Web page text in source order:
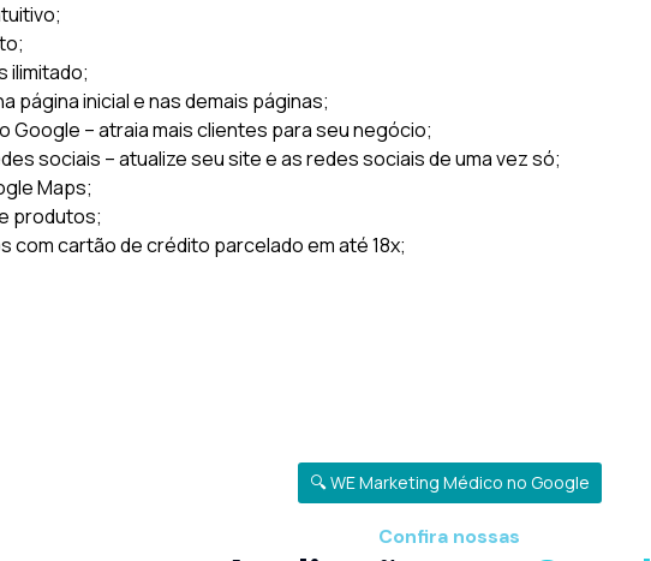
ilimitado;
página inicial e nas demais páginas;
Google – atraia mais clientes para seu negócio;
sociais – atualize seu site e as redes sociais de uma vez só;
Maps;
produtos;
com cartão de crédito parcelado em até 18x;
🔍 WE Marketing Médico no Google
Confira nossas